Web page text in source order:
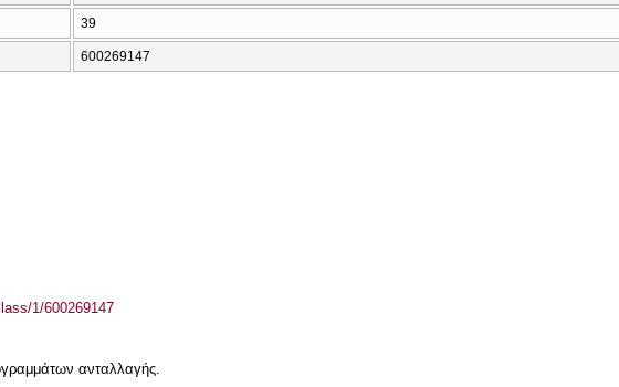
39
600269147
1/600269147
ανταλλαγής.